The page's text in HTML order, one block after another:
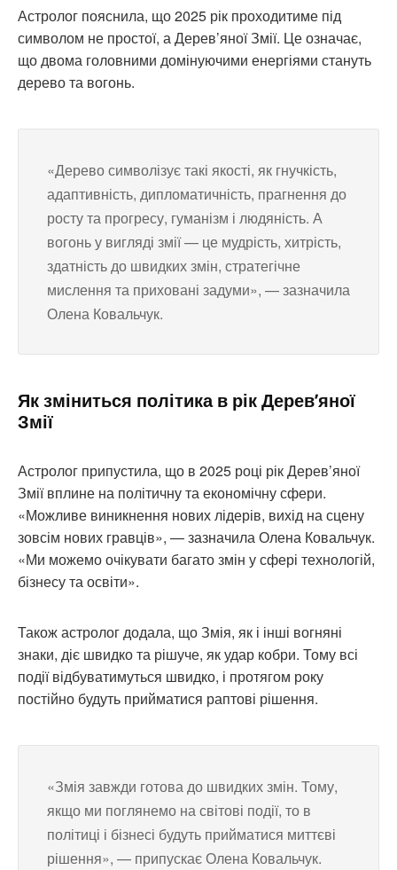
Астролог пояснила, що 2025 рік проходитиме під
символом не простої, а Дерев’яної Змії. Це означає,
що двома головними домінуючими енергіями стануть
дерево та вогонь.
«Дерево символізує такі якості, як гнучкість,
адаптивність, дипломатичність, прагнення до
росту та прогресу, гуманізм і людяність. А
вогонь у вигляді змії — це мудрість, хитрість,
здатність до швидких змін, стратегічне
мислення та приховані задуми», — зазначила
Олена Ковальчук.
Як зміниться політика в рік Дерев’яної
Змії
Астролог припустила, що в 2025 році рік Дерев’яної
Змії вплине на політичну та економічну сфери.
«Можливе виникнення нових лідерів, вихід на сцену
зовсім нових гравців», — зазначила Олена Ковальчук.
«Ми можемо очікувати багато змін у сфері технологій,
бізнесу та освіти».
Також астролог додала, що Змія, як і інші вогняні
знаки, діє швидко та рішуче, як удар кобри. Тому всі
події відбуватимуться швидко, і протягом року
постійно будуть прийматися раптові рішення.
«Змія завжди готова до швидких змін. Тому,
якщо ми поглянемо на світові події, то в
політиці і бізнесі будуть прийматися миттєві
рішення», — припускає Олена Ковальчук.